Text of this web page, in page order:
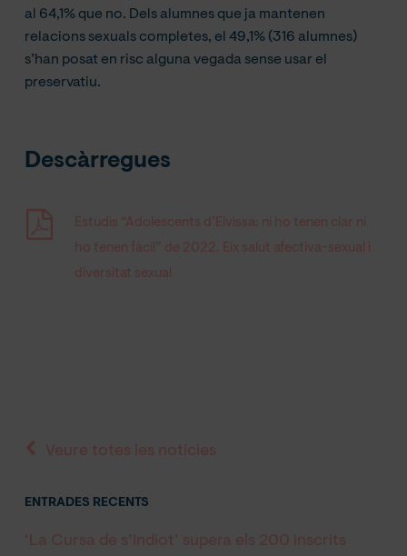
al 64,1% que no. Dels alumnes que ja mantenen
relacions sexuals completes, el 49,1% (316 alumnes)
s’han posat en risc alguna vegada sense usar el
preservatiu.
Descàrregues
Estudis “Adolescents d’Eivissa: ni ho tenen clar ni
ho tenen fàcil” de 2022. Eix salut afectiva-sexual i
diversitat sexual
Veure totes les notícies
ENTRADES RECENTS
‘La Cursa de s’Indiot’ supera els 200 inscrits